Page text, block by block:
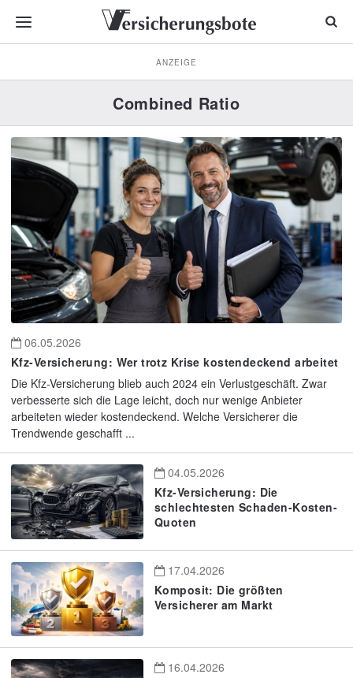
ANZEIGE
Combined Ratio
06.05.2026
Kfz-Versicherung: Wer trotz Krise kostendeckend arbeitet
Die Kfz-Versicherung blieb auch 2024 ein Verlustgeschäft. Zwar
verbesserte sich die Lage leicht, doch nur wenige Anbieter
arbeiteten wieder kostendeckend. Welche Versicherer die
Trendwende geschafft ...
04.05.2026
Kfz-Versicherung: Die
schlechtesten Schaden-Kosten-
Quoten
17.04.2026
Komposit: Die größten
Versicherer am Markt
16.04.2026